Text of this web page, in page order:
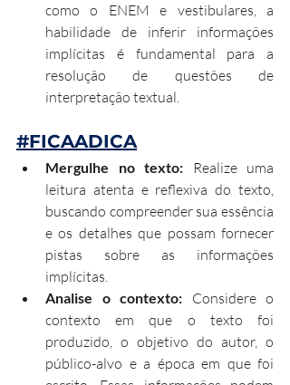
como o ENEM e vestibulares, a
habilidade de inferir informações
implícitas é fundamental para a
resolução de questões de
interpretação textual.
#FICAADICA
Mergulhe no texto:
Realize uma
leitura atenta e reflexiva do texto,
buscando compreender sua essência
e os detalhes que possam fornecer
pistas sobre as informações
implícitas.
Analise o contexto: Considere o
contexto em que o texto foi
produzido, o objetivo do autor, o
público-alvo e a época em que foi